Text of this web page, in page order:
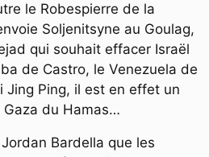
le Robespierre de la
Soljenitsyne au Goulag,
qui souhait effacer Israël
de Castro, le Venezuela de
Jing Ping, il est en effet un
du Hamas…
Bardella que les